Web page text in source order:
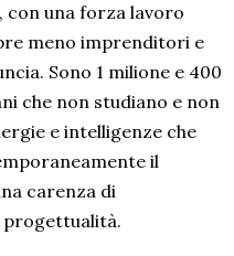
con una forza lavoro
meno imprenditori e
Sono 1 milione e 400
che non studiano e non
e intelligenze che
il
carenza di
progettualità.